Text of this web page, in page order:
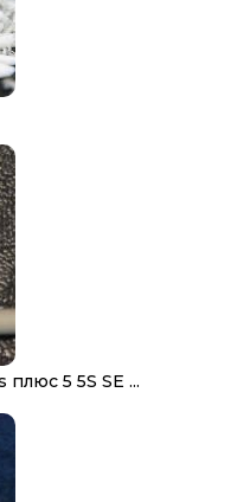
плюс 5 5S SE ...